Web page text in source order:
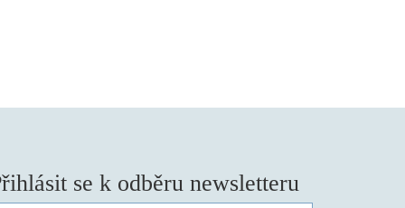
se k odběru newsletteru